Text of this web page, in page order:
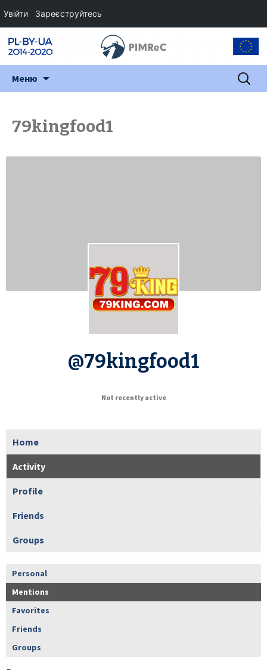
Меню Пошук:
79kingfood1
@79kingfood1
Not recently active
Home
Activity
Profile
Friends
Groups
Personal
Mentions
Favorites
Friends
Groups
Увійти Зареєструйтесь